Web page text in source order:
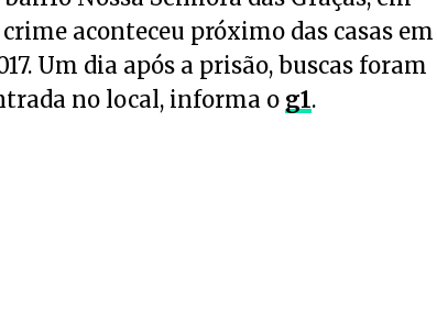
crime aconteceu próximo das casas em
Um dia após a prisão, buscas foram
no local, informa o g1.